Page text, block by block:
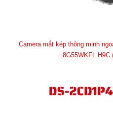
Camera mắt kép thông minh
8G55WKFL H9C